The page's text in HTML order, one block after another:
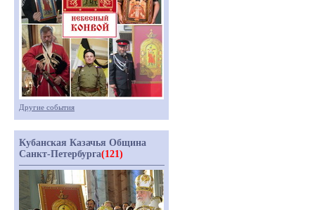
Другие события
Кубанская Казачья Община
Санкт-Петербурга(121)